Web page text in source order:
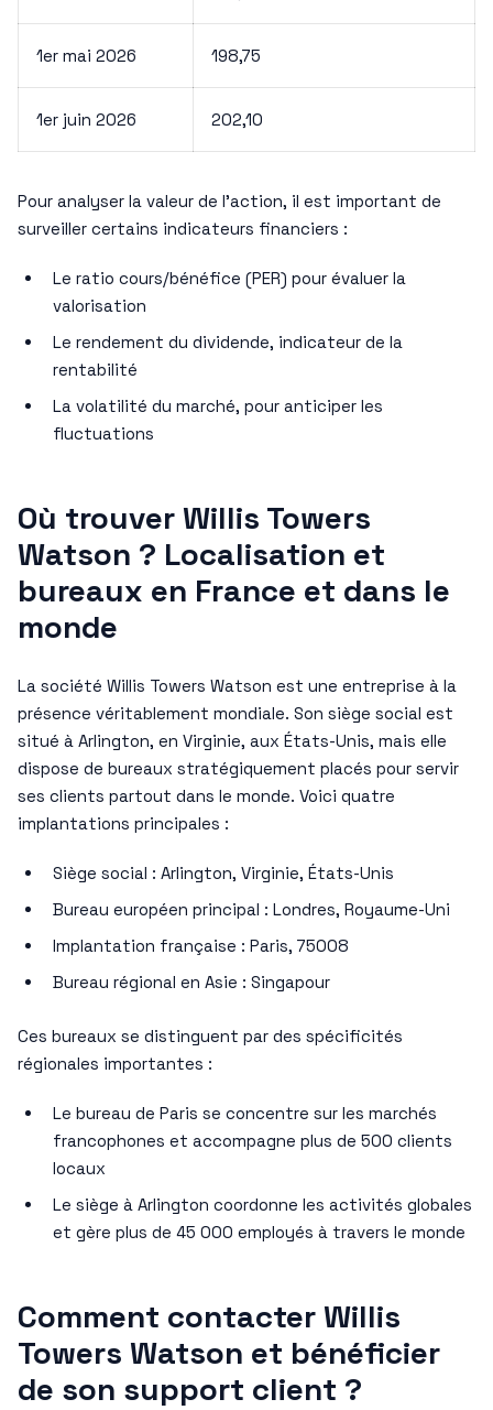
1er mai 2026 198,75
1er juin 2026 202,10
Pour analyser la valeur de l’action, il est important de
surveiller certains indicateurs financiers :
Le ratio cours/bénéfice (PER) pour évaluer la
valorisation
Le rendement du dividende, indicateur de la
rentabilité
La volatilité du marché, pour anticiper les
fluctuations
Où trouver Willis Towers
Watson ? Localisation et
bureaux en France et dans le
monde
La société Willis Towers Watson est une entreprise à la
présence véritablement mondiale. Son siège social est
situé à Arlington, en Virginie, aux États-Unis, mais elle
dispose de bureaux stratégiquement placés pour servir
ses clients partout dans le monde. Voici quatre
implantations principales :
Siège social : Arlington, Virginie, États-Unis
Bureau européen principal : Londres, Royaume-Uni
Implantation française : Paris, 75008
Bureau régional en Asie : Singapour
Ces bureaux se distinguent par des spécificités
régionales importantes :
Le bureau de Paris se concentre sur les marchés
francophones et accompagne plus de 500 clients
locaux
Le siège à Arlington coordonne les activités globales
et gère plus de 45 000 employés à travers le monde
Comment contacter Willis
Towers Watson et bénéficier
de son support client ?